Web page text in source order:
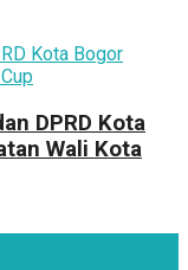
DPRD Kota
Wali Kota